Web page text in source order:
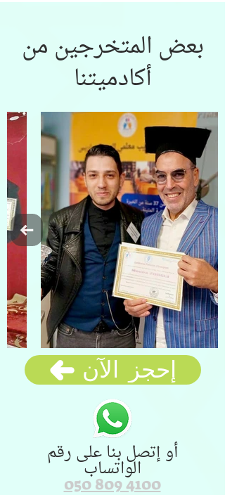
بعض المتخرجين من
أكادميتنا
إحجز الآن
أو إتصل بنا على رقم
الواتساب
050 809 4100